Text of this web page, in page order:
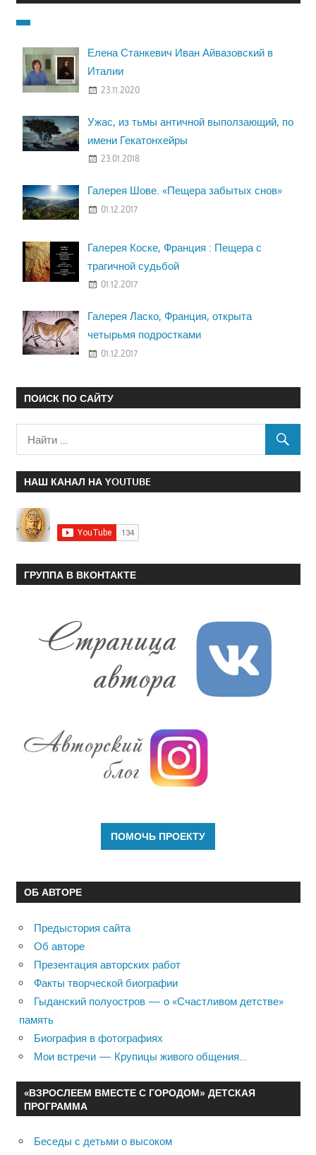
Елена Станкевич Иван Айвазовский в
Италии
23.11.2020
Ужас, из тьмы античной выползающий, по
имени Гекатонхейры
23.01.2018
Галерея Шове. «Пещера забытых снов»
01.12.2017
Галерея Коске, Франция : Пещера с
трагичной судьбой
01.12.2017
Галерея Ласко, Франция, открыта
четырьмя подростками
01.12.2017
ПОИСК ПО САЙТУ
НАШ КАНАЛ НА YOUTUBE
ГРУППА В ВКОНТАКТЕ
ОБ АВТОРЕ
Предыстория сайта
Об авторе
Презентация авторских работ
Факты творческой биографии
Гыданский полуостров — о «Счастливом детстве»
память
Биография в фотографиях
Мои встречи — Крупицы живого общения…
«ВЗРОСЛЕЕМ ВМЕСТЕ С ГОРОДОМ» ДЕТСКАЯ
ПРОГРАММА
Беседы с детьми о высоком